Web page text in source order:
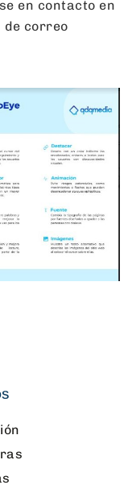
en contacto en
de correo